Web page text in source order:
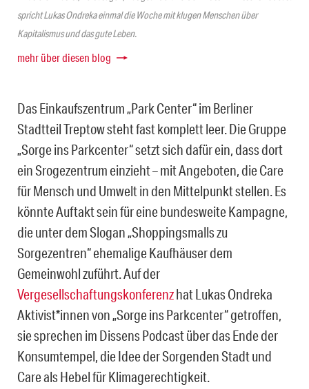
spricht Lukas Ondreka einmal die Woche mit klugen Menschen über
Kapitalismus und das gute Leben.
mehr über diesen blog
Das Einkaufszentrum „Park Center“ im Berliner
Stadtteil Treptow steht fast komplett leer. Die Gruppe
„Sorge ins Parkcenter“ setzt sich dafür ein, dass dort
ein Srogezentrum einzieht – mit Angeboten, die Care
für Mensch und Umwelt in den Mittelpunkt stellen. Es
könnte Auftakt sein für eine bundesweite Kampagne,
die unter dem Slogan „Shoppingsmalls zu
Sorgezentren“ ehemalige Kaufhäuser dem
Gemeinwohl zuführt. Auf der
Vergesellschaftungskonferenzhat Lukas Ondreka
Aktivist*innen von „Sorge ins Parkcenter“ getroffen,
sie sprechen im Dissens Podcast über das Ende der
Konsumtempel, die Idee der Sorgenden Stadt und
Care als Hebel für Klimagerechtigkeit.